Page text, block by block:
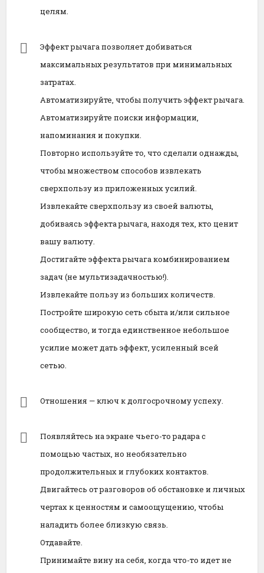
целям.
Эффект рычага позволяет добиваться
максимальных результатов при минимальных
затратах.
Автоматизируйте, чтобы получить эффект рычага.
Автоматизируйте поиски информации,
напоминания и покупки.
Повторно используйте то, что сделали однажды,
чтобы множеством способов извлекать
сверхпользу из приложенных усилий.
Извлекайте сверхпользу из своей валюты,
добиваясь эффекта рычага, находя тех, кто ценит
вашу валюту.
Достигайте эффекта рычага комбинированием
задач (не мультизадачностью!).
Извлекайте пользу из больших количеств.
Постройте широкую сеть сбыта и/или сильное
сообщество, и тогда единственное небольшое
усилие может дать эффект, усиленный всей
сетью.
Отношения — ключ к долгосрочному успеху.
Появляйтесь на экране чьего-то радара с
помощью частых, но необязательно
продолжительных и глубоких контактов.
Двигайтесь от разговоров об обстановке и личных
чертах к ценностям и самоощущению, чтобы
наладить более близкую связь.
Отдавайте.
Принимайте вину на себя, когда что-то идет не